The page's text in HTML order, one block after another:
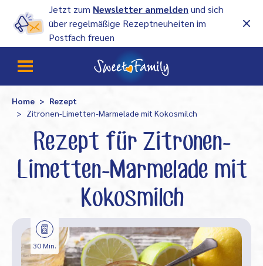
Jetzt zum Newsletter anmelden und sich
über regelmäßige Rezeptneuheiten im
Postfach freuen
Home
Rezept
Zitronen-Limetten-Marmelade mit Kokosmilch
Rezept für Zitronen-
Limetten-Marmelade mit
Kokosmilch
30 Min.